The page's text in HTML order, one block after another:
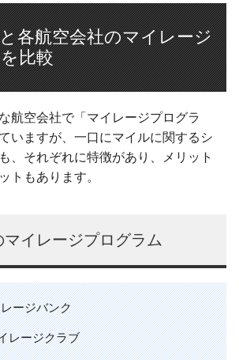
各航空会社のマイレージ
比較
航空会社で「マイレージプログラ
いますが、一口にマイルに関するシ
、それぞれに特徴があり、メリット
トもあります。
マイレージプログラム
ージバンク
レージクラブ